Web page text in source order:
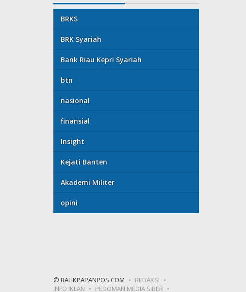
BRKS
BRK Syariah
Bank Riau Kepri Syariah
btn
nasional
finansial
Insight
Kejati Banten
Akademi Militer
opini
© BALIKPAPANPOS.COM
REDAKSI
INFO IKLAN
PEDOMAN MEDIA SIBER